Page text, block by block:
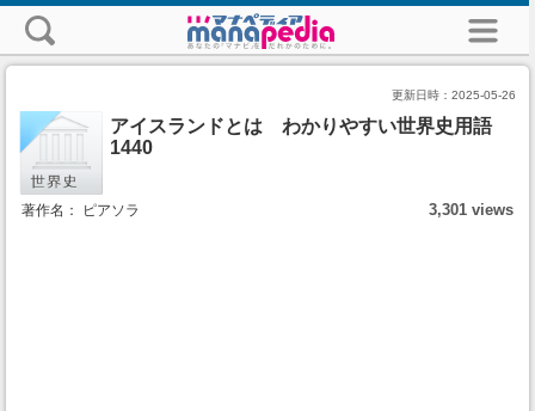
更新日時： 2025-05-26
アイスランドとは わかりやすい世界史用語
1440
著作名： ピアソラ 3,301 views